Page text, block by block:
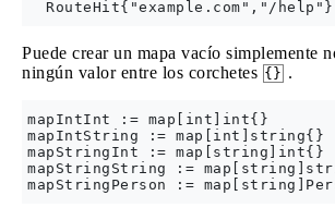
Puede crear un mapa vacío simplemente
ningún valor entre los corchetes {} .
mapIntInt := map[int]int{}
mapIntString := map[int]string{}
mapStringInt := map[string]int{}
mapStringString :=